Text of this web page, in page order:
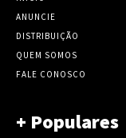
ANUNCIE
DISTRIBUIÇÃO
QUEM SOMOS
FALE CONOSCO
+ Populares